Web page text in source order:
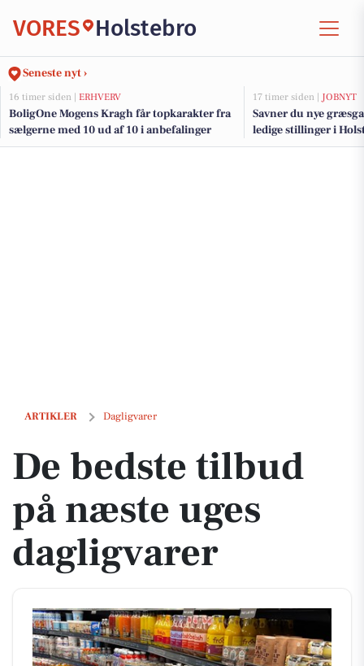
VORES Holstebro
Seneste nyt ›
16 timer siden | ERHVERV
BoligOne Mogens Kragh får topkarakter fra
sælgerne med 10 ud af 10 i anbefalinger
17 timer siden | JOBNYT
Savner du nye
ledige stillinger i
ARTIKLER Dagligvarer
De bedste tilbud på næste uges dagligvarer
De bedste tilbud
på næste uges
dagligvarer